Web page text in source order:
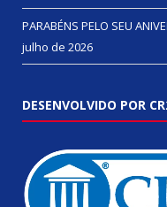
PARABÉNS PELO SEU
julho de 2026
DESENVOLVIDO POR